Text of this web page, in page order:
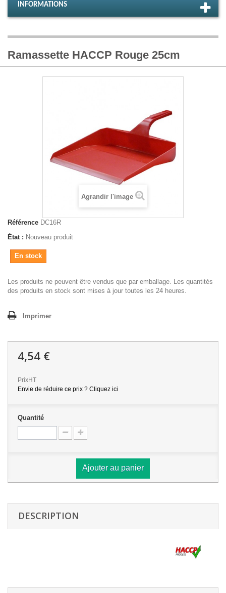
INFORMATIONS
Ramassette HACCP Rouge 25cm
Agrandir l'image
Référence DC16R
État : Nouveau produit
En stock
Les produits ne peuvent être vendus que par emballage. Les quantités
des produits en stock sont mises à jour toutes les 24 heures.
Imprimer
4,54 €
PrixHT
Envie de réduire ce prix ? Cliquez ici
Quantité
Ajouter au panier
DESCRIPTION